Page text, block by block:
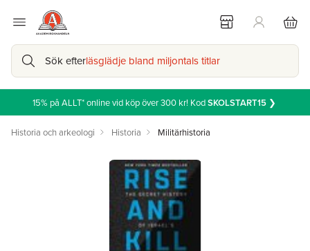
Sök efterläsglädje bland miljontals titlar
15% på ALLT* online vid köp över 300 kr! KodSKOLSTART15❯
Historia och arkeologi Historia Militärhistoria